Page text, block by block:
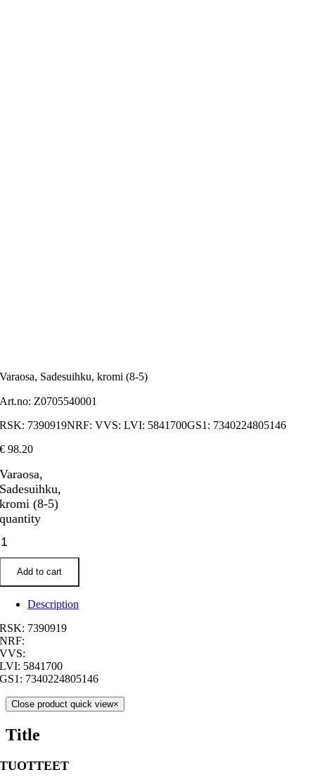
Varaosa, Sadesuihku, kromi (8-5)
Art.no: Z0705540001
RSK: 7390919NRF: VVS: LVI: 5841700GS1: 7340224805146
€ 98.20
Varaosa,
Sadesuihku,
kromi (8-5)
quantity
Add to cart
Description
RSK: 7390919
NRF:
VVS:
LVI: 5841700
GS1: 7340224805146
Close product quick view×
Title
TUOTTEET